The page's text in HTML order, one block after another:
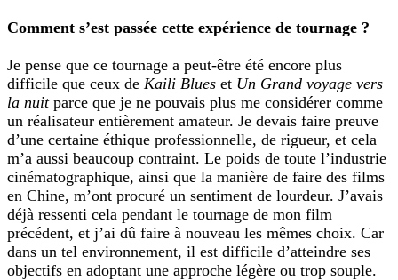
Comment s’est passée cette expérience de tournage ?
Je pense que ce tournage a peut-être été encore plus
difficile que ceux de Kaili Blues et Un Grand voyage vers
la nuitparce que je ne pouvais plus me considérer comme
un réalisateur entièrement amateur. Je devais faire preuve
d’une certaine éthique professionnelle, de rigueur, et cela
m’a aussi beaucoup contraint. Le poids de toute l’industrie
cinématographique, ainsi que la manière de faire des films
en Chine, m’ont procuré un sentiment de lourdeur. J’avais
déjà ressenti cela pendant le tournage de mon film
précédent, et j’ai dû faire à nouveau les mêmes choix. Car
dans un tel environnement, il est difficile d’atteindre ses
objectifs en adoptant une approche légère ou trop souple.